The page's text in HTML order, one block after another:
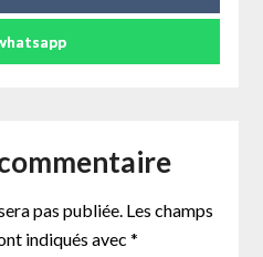
pas publiée. Les champs
indiqués avec *